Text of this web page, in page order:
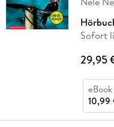
Sofort
29,95
10,99